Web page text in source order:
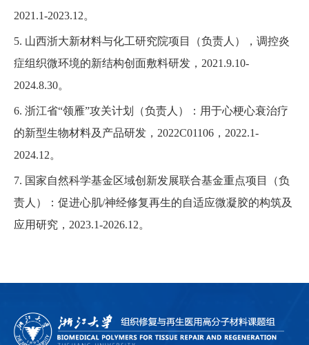
2021.1-2023.12。
5. 山西浙大新材料与化工研究院项目（负责人），调控炎
症组织微环境的新结构创面敷料研发，2021.9.10-
2024.8.30。
6. 浙江省“领雁”攻关计划（负责人）：用于心梗心衰治疗
的新型生物材料及产品研发，2022C01106，2022.1-
2024.12。
7. 国家自然科学基金区域创新发展联合基金重点项目（负
责人）：促进心肌/神经修复再生的自适应微凝胶的构筑及
应用研究，2023.1-2026.12。